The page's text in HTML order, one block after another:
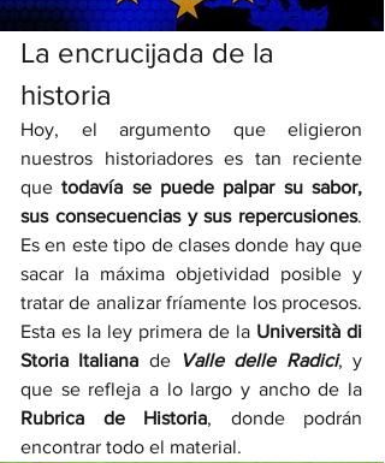
La encrucijada de la
historia
Hoy, el argumento que eligieron
nuestros historiadores es tan reciente
que todavía se puede palpar su sabor,
sus consecuencias y sus repercusiones.
Es en este tipo de clases donde hay que
sacar la máxima objetividad posible y
tratar de analizar fríamente los procesos.
Esta es la ley primera de la Università di
Storia Italiana de Valle delle Radici, y
Rubrica de Historia, donde podrán
encontrar todo el material.